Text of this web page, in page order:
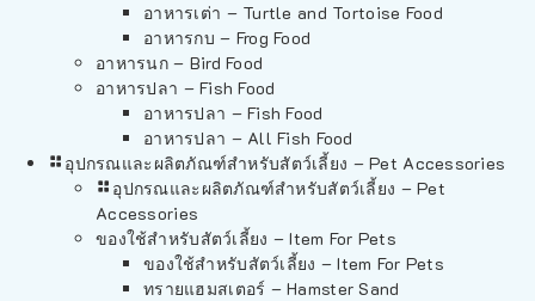
อาหารเต่า – Turtle and Tortoise Food
อาหารกบ – Frog Food
อาหารนก – Bird Food
อาหารปลา – Fish Food
อาหารปลา – Fish Food
อาหารปลา – All Fish Food
อุปกรณและผลิตภัณฑ์สำหรับสัตว์เลี้ยง – Pet Accessories
อุปกรณและผลิตภัณฑ์สำหรับสัตว์เลี้ยง – Pet
Accessories
ของใช้สำหรับสัตว์เลี้ยง – Item For Pets
ของใช้สำหรับสัตว์เลี้ยง – Item For Pets
ทรายแฮมสเตอร์ – Hamster Sand